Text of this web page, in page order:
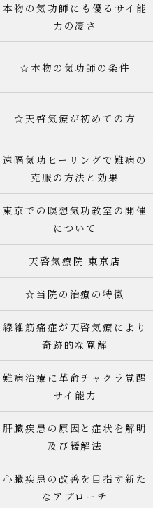
本物の気功師にも優るサイ能
力の凄さ
☆本物の気功師の条件
☆天啓気療が初めての方
遠隔気功ヒーリングで難病の
克服の方法と効果
東京での瞑想気功教室の開催
について
天啓気療院 東京店
☆当院の治療の特徴
線維筋痛症が天啓気療により
奇跡的な寛解
難病治療に革命チャクラ覚醒
サイ能力
肝臓疾患の原因と症状を解明
及び緩解法
心臓疾患の改善を目指す新た
なアプローチ